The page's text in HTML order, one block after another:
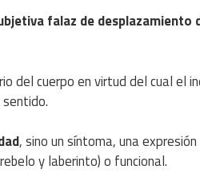
falaz de desplazamiento
del cuerpo en virtud del cual el
, sino un síntoma, una
y laberinto) o funcional.